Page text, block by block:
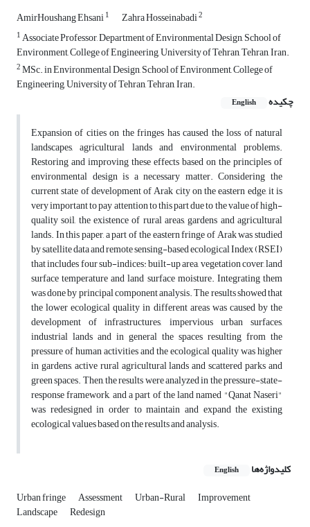
AmirHoushang Ehsani1 Zahra Hosseinabadi2
1Associate Professor, Department of Environmental Design, School of
Environment, College of Engineering, University of Tehran, Tehran, Iran.
2MSc. in Environmental Design, School of Environment, College of
Engineering, University of Tehran, Tehran, Iran.
چکیده
English
Expansion of cities on the fringes has caused the loss of natural
landscapes, agricultural lands and environmental problems.
Restoring and improving these effects based on the principles of
environmental design is a necessary matter. Considering the
current state of development of Arak city on the eastern edge, it is
very important to pay attention to this part due to the value of high-
quality soil, the existence of rural areas, gardens and agricultural
lands. In this paper, a part of the eastern fringe of Arak was studied
by satellite data and remote sensing-based ecological Index (RSEI)
that includes four sub-indices: built-up area, vegetation cover, land
surface temperature and land surface moisture. Integrating them
was done by principal component analysis. The results showed that
the lower ecological quality in different areas was caused by the
development of infrastructures, impervious urban surfaces,
industrial lands and in general the spaces resulting from the
pressure of human activities and the ecological quality was higher
in gardens, active rural agricultural lands and scattered parks and
green spaces. Then, the results were analyzed in the pressure-state-
response framework, and a part of the land named "Qanat Naseri"
was redesigned in order to maintain and expand the existing
ecological values based on the results and analysis.
کلیدواژه‌ها English
Urban fringe Assessment Urban-Rural Improvement
Landscape Redesign